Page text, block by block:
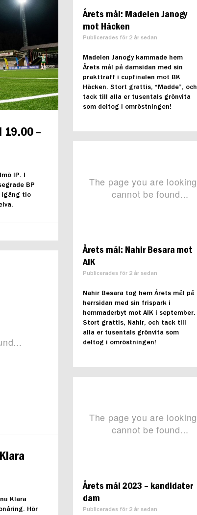
19.00 –
IP. I
BP
igång tio
Klara
Hör
Årets mål: Madelen Janogy
mot Häcken
Publicerades för 2 år sedan
Madelen Janogy kammade hem
Årets mål på damsidan med sin
praktträff i cupfinalen mot BK
Häcken. Stort grattis, “Madde”, och
tack till alla er tusentals grönvita
som deltog i omröstningen!
Årets mål: Nahir Besara mot
AIK
Publicerades för 2 år sedan
Nahir Besara tog hem Årets mål på
herrsidan med sin frispark i
hemmaderbyt mot AIK i september.
Stort grattis, Nahir, och tack till
alla er tusentals grönvita som
deltog i omröstningen!
Årets mål 2023 – kandidater
dam
Publicerades för 2 år sedan